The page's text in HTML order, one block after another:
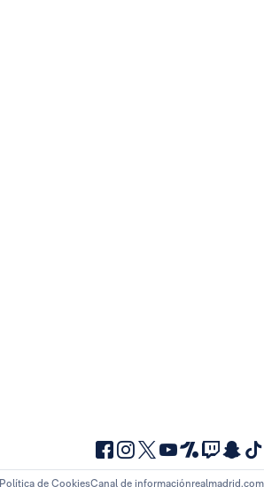
Política de CookiesCanal de informaciónrealmadrid.com